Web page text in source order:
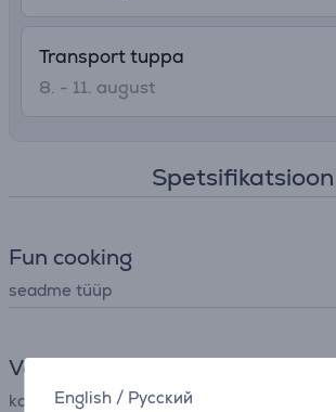
English / Русский
Transport tuppa
8. - 11. august
Spetsifikatsioon
Fun cooking
seadme tüüp
Võimsus
koguvõimsus